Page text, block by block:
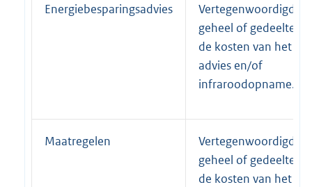
Energiebesparingsadvies
Vertegenwoordigd
geheel of gedeeltelijk
de kosten van het
advies en/of
infraroodopname.
Maatregelen
Vertegenwoordigd
geheel of gedeeltelijk
de kosten van het